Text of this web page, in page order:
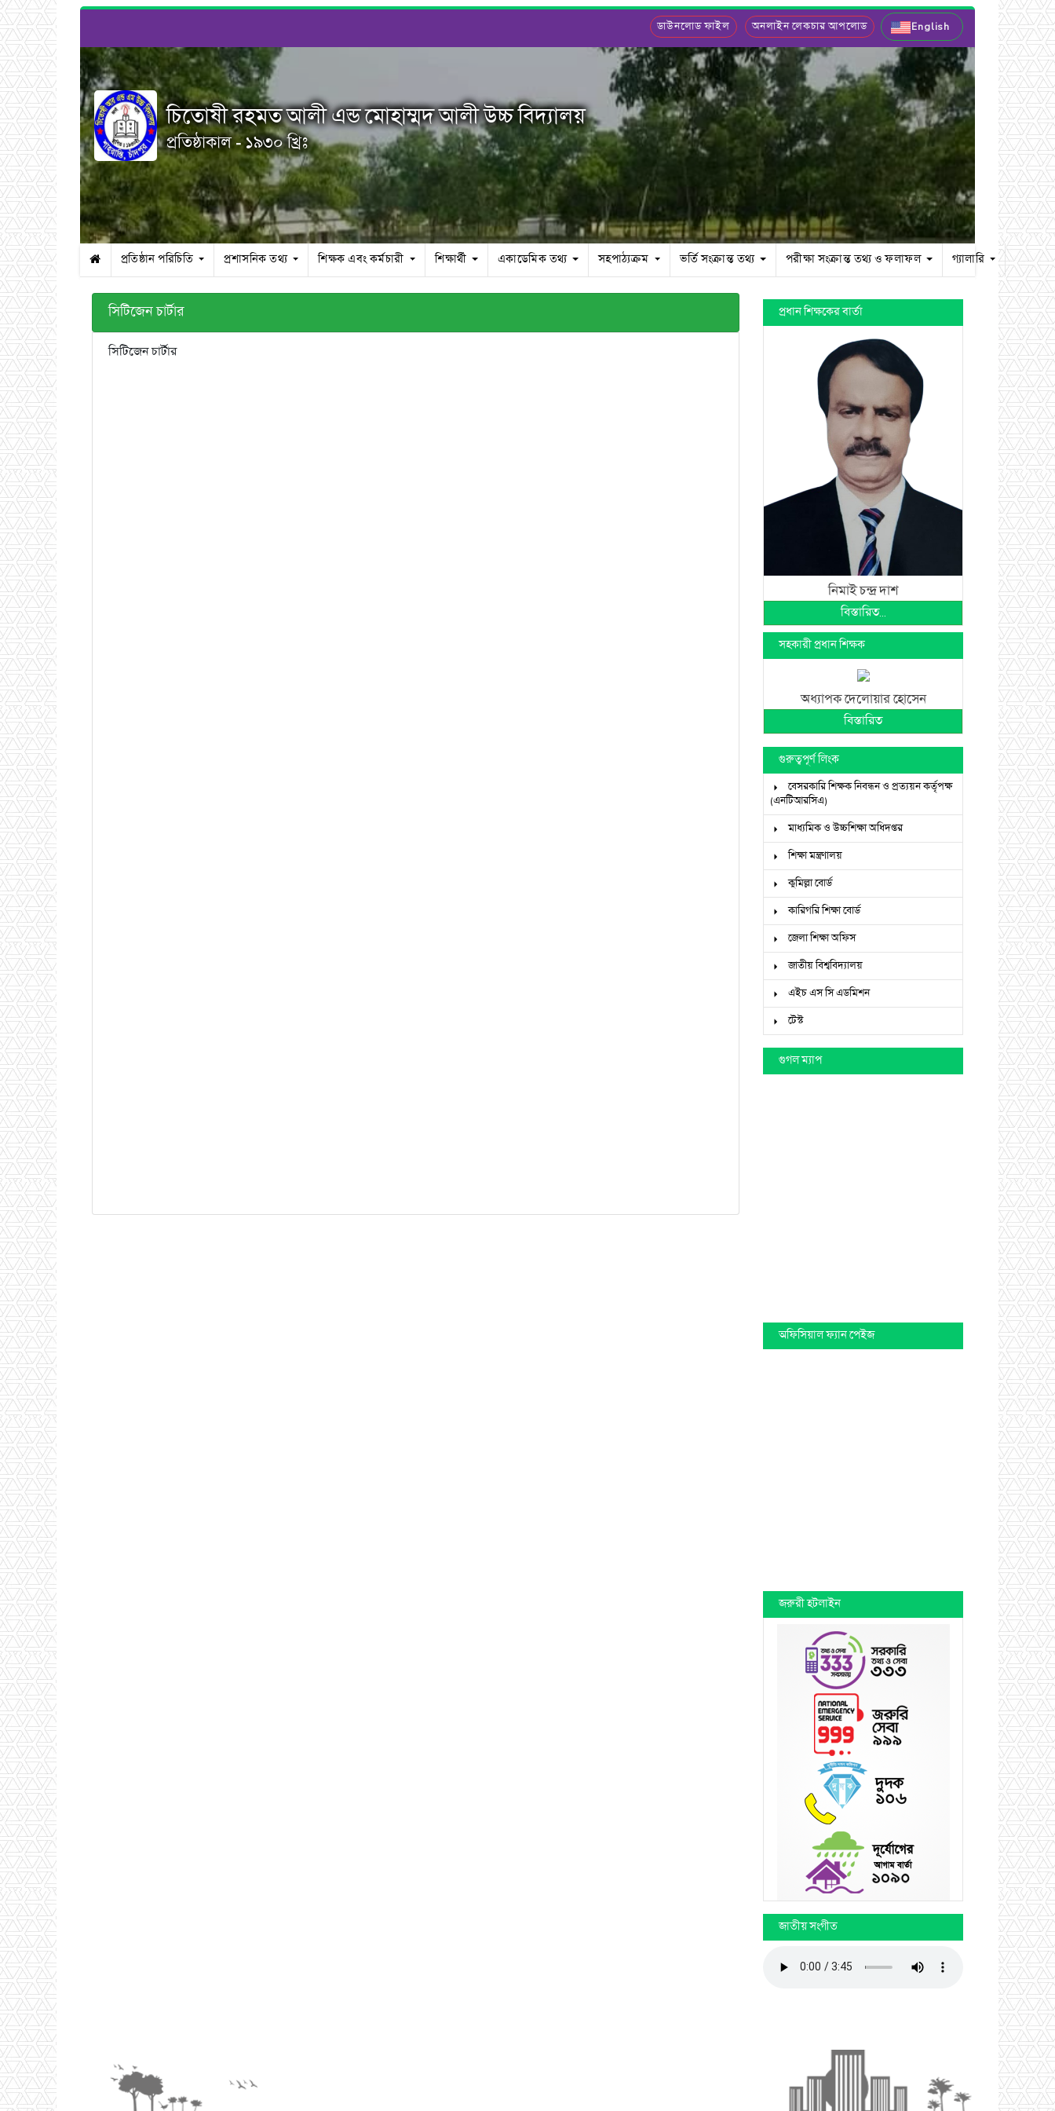
ডাউনলোড ফাইল অনলাইন লেকচার আপলোড English
চিতোষী রহমত আলী এন্ড মোহাম্মদ আলী উচ্চ বিদ্যালয়
প্রতিষ্ঠাকাল - ১৯৩০ খ্রিঃ
প্রতিষ্ঠান পরিচিতি প্রশাসনিক তথ্য শিক্ষক এবং কর্মচারী শিক্ষার্থী একাডেমিক তথ্য সহপাঠ্যক্রম ভর্তি সংক্রান্ত তথ্য পরীক্ষা সংক্রান্ত তথ্য ও ফলাফল গ্যালারি
সিটিজেন চার্টার
সিটিজেন চার্টার
প্রধান শিক্ষকের বার্তা
নিমাই চন্দ্র দাশ
বিস্তারিত...
সহকারী প্রধান শিক্ষক
অধ্যাপক দেলোয়ার হোসেন
বিস্তারিত
গুরুত্বপূর্ণ লিংক
বেসরকারি শিক্ষক নিবন্ধন ও প্রত্যয়ন কর্তৃপক্ষ
(এনটিআরসিএ)
মাধ্যমিক ও উচ্চশিক্ষা অধিদপ্তর
শিক্ষা মন্ত্রণালয়
কুমিল্লা বোর্ড
কারিগরি শিক্ষা বোর্ড
জেলা শিক্ষা অফিস
জাতীয় বিশ্ববিদ্যালয়
এইচ এস সি এডমিশন
টেস্ট
গুগল ম্যাপ
অফিসিয়াল ফ্যান পেইজ
জরুরী হটলাইন
জাতীয় সংগীত